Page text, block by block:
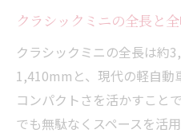
クラシックミニの全長と
クラシックミニの全長は約
1,410mmと、現代の軽自動
コンパクトさを活かすこと
でも無駄なくスペースを活